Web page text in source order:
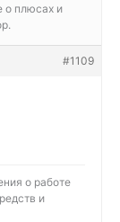
о плюсах и
#1109
о работе
и